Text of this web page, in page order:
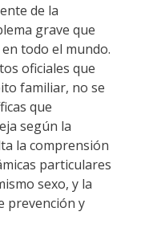
de la
grave que
todo el mundo.
oficiales que
familiar, no se
que
según la
la comprensión
particulares
sexo, y la
prevención y